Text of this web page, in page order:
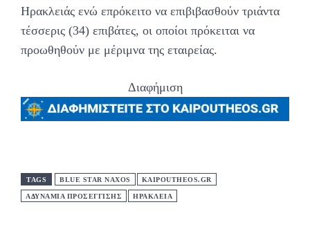
Ηρακλειάς ενώ επρόκειτο να επιβιβασθούν τριάντα
τέσσερις (34) επιβάτες, οι οποίοι πρόκειται να
προωθηθούν με μέριμνα της εταιρείας.
Διαφήμιση
TAGS BLUE STAR NAXOS KAIPOUTHEOS.GR
ΑΔΥΝΑΜΙΑ ΠΡΟΣΕΓΓΙΣΗΣ ΗΡΑΚΛΕΙΑ